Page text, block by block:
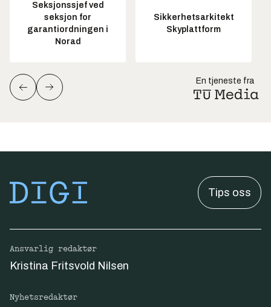
Seksjonssjef ved
seksjon for
garantiordningen i
Norad
Sikkerhetsarkitekt
Skyplattform
En tjeneste fra
Tips oss
Ansvarlig redaktør
Kristina Fritsvold Nilsen
Nyhetsredaktør